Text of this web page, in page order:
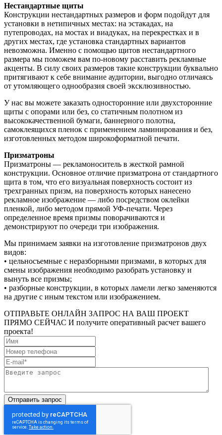
Нестандартные щиты
Конструкции нестандартных размеров и форм подойдут для
установки в нетипичных местах: на эстакадах, на
путепроводах, на мостах и виадуках, на перекрестках и в
других местах, где установка стандартных вариантов
невозможна. Именно с помощью щитов нестандартного
размера мы поможем вам по-новому расставить рекламные
акценты. В силу своих размеров такие конструкции буквально
притягивают к себе внимание аудитории, выгодно отличаясь
от утомляющего однообразия своей эксклюзивностью.
У нас вы можете заказать односторонние или двухсторонние
щиты с опорами или без, со статичным полотном из
высококачественной бумаги, баннерного полотна,
самоклеящихся пленок с применением ламинирования и без,
изготовленных методом широкоформатной печати.
Призматроны
Призматроны — рекламоноситель в жесткой рамной
конструкции. Основное отличие призматрона от стандартного
щита в том, что его визуальная поверхность состоит из
трехгранных призм, на поверхность которых нанесено
рекламное изображение — либо посредством оклейки
пленкой, либо методом прямой УФ-печати. Через
определенное время призмы поворачиваются и
демонстрируют по очереди три изображения.
Мы принимаем заявки на изготовление призматронов двух
видов:
• цельносъемные с неразборными призмами, в которых для
смены изображения необходимо разобрать установку и
вынуть все призмы;
• разборные конструкции, в которых ламели легко заменяются
на другие с иным текстом или изображением.
ОТПРАВЬТЕ ОНЛАЙН ЗАПРОС НА ВАШ ПРОЕКТ
ПРЯМО СЕЙЧАС И получите оперативный расчет вашего
проекта!
Отправить запрос